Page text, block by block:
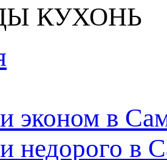
КУХОНЬ
эконом в
недорого в